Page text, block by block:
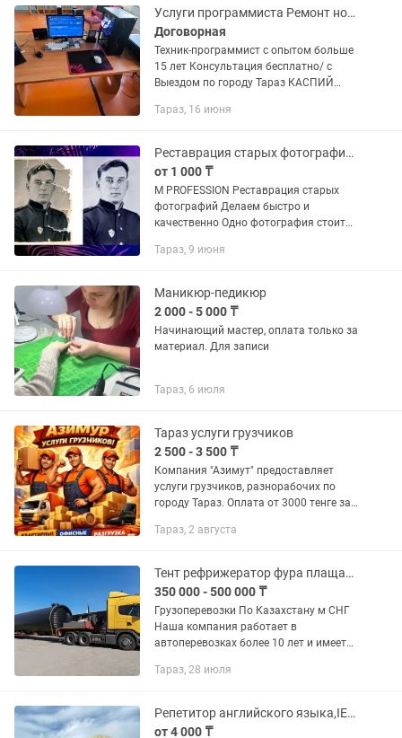
бетонные и...
Услуги программиста Ремонт ноутбуков и компьютеров настройка оргтехники
Договорная
Техник-программист с опытом больше
15 лет Консультация бесплатно/ с
Выездом по городу Тараз КАСПИЙ
время • Ремонт ноутбуков и
Тараз, 16 июня
Реставрация старых фотографий а также делаем цветными и т.д
от 1 000 ₸
М PROFESSION Реставрация старых
фотографий Делаем быстро и
качественно Одно фотография стоит
фотографий Если вы хотите
фотографий...
Тараз, 9 июня
Маникюр-педикюр
2 000 - 5 000 ₸
Начинающий мастер, оплата только за
материал. Для записи
Тараз, 6 июля
Тараз услуги грузчиков
2 500 - 3 500 ₸
Компания "Азимут" предоставляет
услуги грузчиков, разнорабочих по
городу Тараз. Оплата от 3000 тенге за
услуги 2 часа работы. Переезды,
Тараз, 2 августа
Тент рефрижератор фура плащадка трал 120 ка контейнеровоз газель
350 000 - 500 000 ₸
Грузоперевозки По Казахстану м СНГ
Наша компания работает в
автоперевозках более 10 лет и имеет
Предоставляем все виды документов.
Тараз, 28 июля
Репетитор английского языка,IELTS сор и соч
от 4 000 ₸